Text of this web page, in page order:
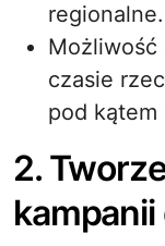
regionalne.
Możliwość
czasie
pod
2.
kampanii